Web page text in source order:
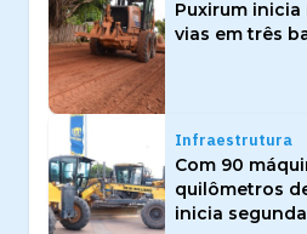
Puxirum
vias em três
Infraestrutura
Com 90
quilômetros
inicia